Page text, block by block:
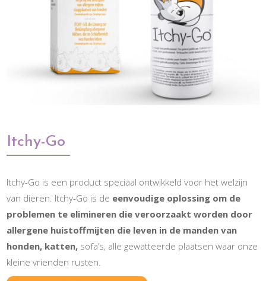
Itchy-Go
Itchy-Go is een product speciaal ontwikkeld voor het welzijn
van dieren. Itchy-Go is de eenvoudige oplossing om de
problemen te elimineren die veroorzaakt worden door
allergene huistoffmijten die leven in de manden van
honden, katten, sofa’s, alle gewatteerde plaatsen waar onze
kleine vrienden rusten.